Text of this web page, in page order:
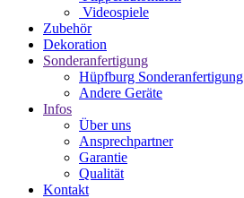
Videospiele
Zubehör
Dekoration
Sonderanfertigung
Hüpfburg Sonderanfertigung
Andere Geräte
Infos
Über uns
Ansprechpartner
Garantie
Qualität
Kontakt